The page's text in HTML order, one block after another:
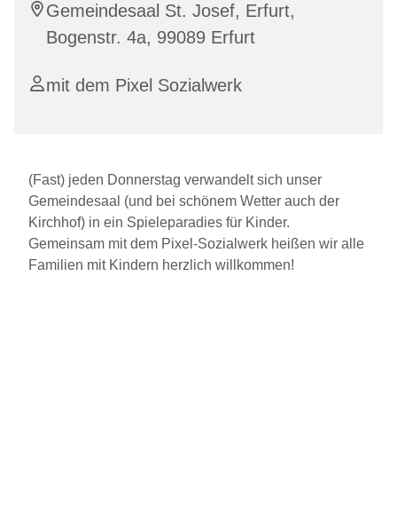
Gemeindesaal St. Josef, Erfurt,
Bogenstr. 4a, 99089 Erfurt
mit dem Pixel Sozialwerk
(Fast) jeden Donnerstag verwandelt sich unser
Gemeindesaal (und bei schönem Wetter auch der
Kirchhof) in ein Spieleparadies für Kinder.
Gemeinsam mit dem Pixel-Sozialwerk heißen wir alle
Familien mit Kindern herzlich willkommen!